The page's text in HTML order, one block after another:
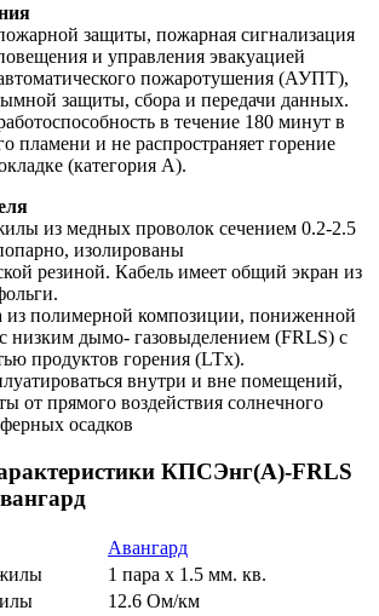
защиты, пожарная сигнализация
и управления эвакуацией
пожаротушения (АУПТ),
защиты, сбора и передачи данных.
в течение 180 минут в
пламени и не распространяет горение
(категория А).
из медных проволок сечением 0.2-2.5
изолированы
резиной. Кабель имеет общий экран из
из полимерной композиции, пониженной
низким дымо- газовыделением (FRLS) с
продуктов горения (LTx).
внутри и вне помещений,
от прямого воздействия солнечного
осадков
КПСЭнг(А)-FRLS
Авангард
1 пара х 1.5 мм. кв.
12.6 Ом/км